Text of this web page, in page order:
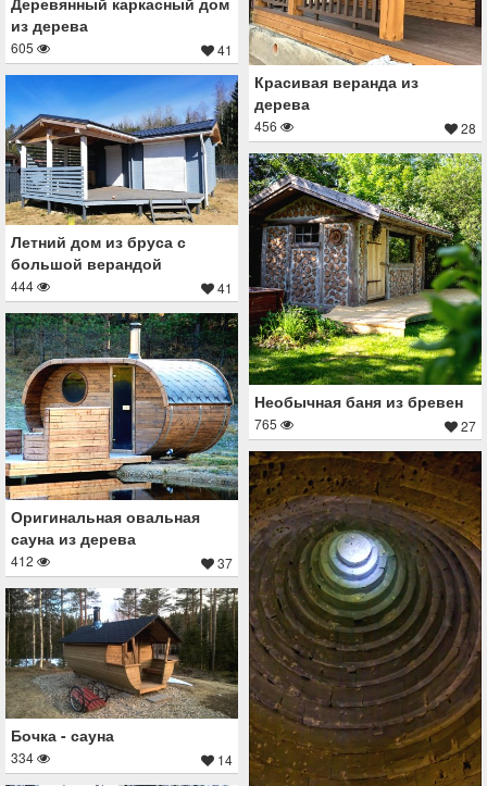
из дерева
605 41
Красивая веранда из
дерева
456 28
Летний дом из бруса с
большой верандой
444 41
Необычная баня из бревен
765 27
Оригинальная овальная
сауна из дерева
412 37
Бочка - сауна
334 14